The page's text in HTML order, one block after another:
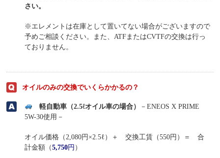
さい。
※エレメントは在庫として置いてない場合がございますので
予めご相談ください。また、ATFまたはCVTFの交換は行っ
ておりません。
オイルのみの交換でいくらかかるの？
軽自動車（2.5ℓオイル車の場合）
－ENEOS X PRIME
5W-30使用－
オイル価格（2,080円×2.5ℓ）＋ 交換工賃（550円）＝ 合
計金額（5,750円 ）